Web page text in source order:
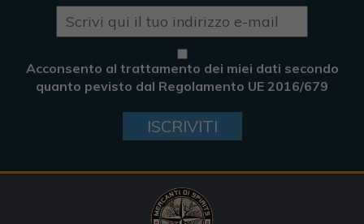
Acconsento al trattamento dei miei dati secondo
quanto pevisto dal Regolamento UE 2016/679
ISCRIVITI